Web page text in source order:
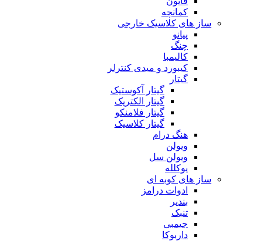
کمانچه
ساز های کلاسیک خارجی
پیانو
چنگ
کالیمبا
کیبورد و میدی کنترلر
گیتار
گیتار آکوستیک
گیتار الکتریک
گیتار فلامنکو
گیتار کلاسیک
هنگ درام
ویولن
ویولن سل
یوکلله
ساز های کوبه ای
ادوات درامز
بندیر
تنبک
جیمبی
داربوکا